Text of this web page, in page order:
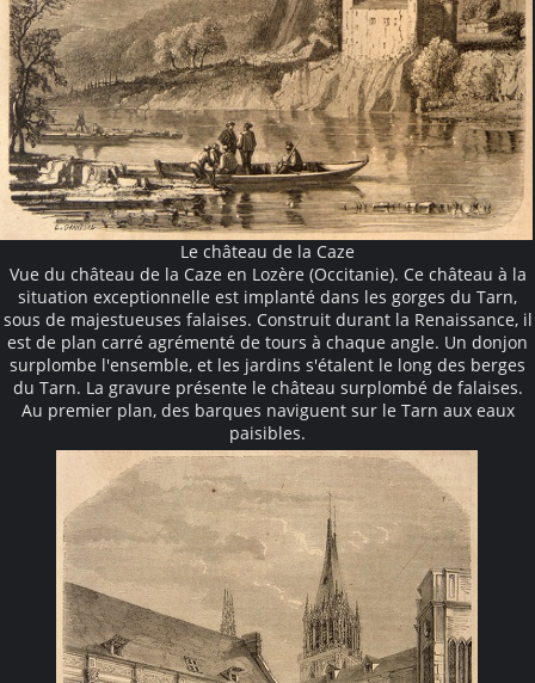
Le château de la Caze
Vue du château de la Caze en Lozère (Occitanie). Ce château à la
situation exceptionnelle est implanté dans les gorges du Tarn,
sous de majestueuses falaises. Construit durant la Renaissance, il
est de plan carré agrémenté de tours à chaque angle. Un donjon
surplombe l'ensemble, et les jardins s'étalent le long des berges
du Tarn. La gravure présente le château surplombé de falaises.
Au premier plan, des barques naviguent sur le Tarn aux eaux
paisibles.